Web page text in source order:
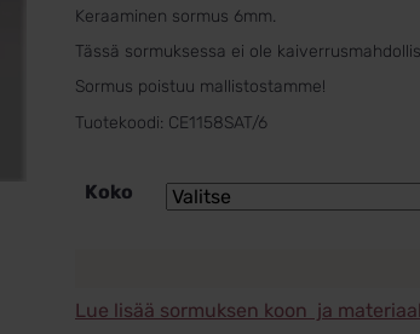
Keraaminen sormus 6mm.
Tässä sormuksessa ei ole
Sormus poistuu mallistostamme!
Tuotekoodi: CE1158SAT/6
Koko
Lue lisää sormuksen koon ja